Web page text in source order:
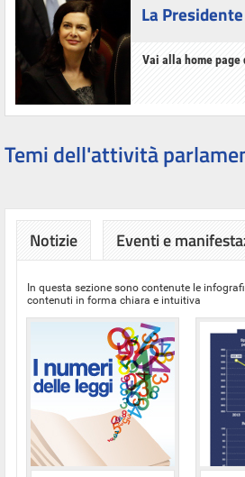
La Presidente
Vai alla home
Temi dell'attività
Notizie Eventi e
In questa sezione sono contenute le
contenuti in forma chiara e intuitiva